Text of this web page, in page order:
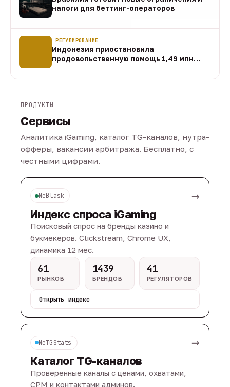
налоги для беттинг-операторов
РЕГУЛИРОВАНИЕ
Индонезия приостановила
продовольственную помощь 1,49 млн
ПРОДУКТЫ
Сервисы
Аналитика iGaming, каталог TG-каналов, нутра-
офферы, вакансии арбитража. Бесплатно, с
честными цифрами.
NeBlask →
Индекс спроса iGaming
Поисковый спрос на бренды казино и
букмекеров. Clickstream, Chrome UX,
динамика 12 мес.
61
РЫНКОВ
1439
БРЕНДОВ
41
РЕГУЛЯТОРОВ
Открыть индекс
NeTGStats →
Каталог TG-каналов
Проверенные каналы с ценами, охватами,
CPM и контактами админов.